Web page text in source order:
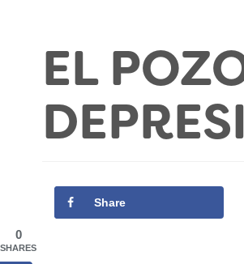
EL
Share
0
SHARES